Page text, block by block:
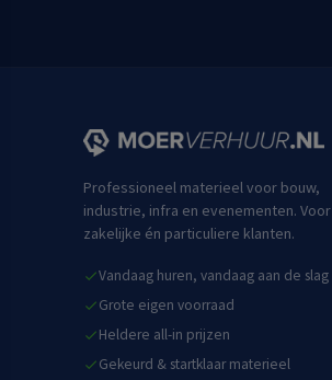
Professioneel materieel voor bouw,
industrie, infra en evenementen. Voor
zakelijke én particuliere klanten.
Vandaag huren, vandaag aan de slag
Grote eigen voorraad
Heldere all-in prijzen
Gekeurd & startklaar materieel